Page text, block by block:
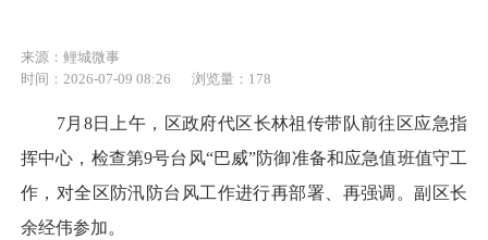
来源：鲤城微事
时间：2026-07-09 08:26
浏览量： 178
7月8日上午，区政府代区长林祖传带队前往区应急指
挥中心，检查第9号台风“巴威”防御准备和应急值班值守工
作，对全区防汛防台风工作进行再部署、再强调。副区长
余经伟参加。